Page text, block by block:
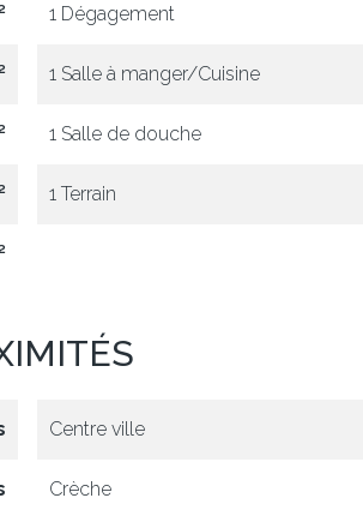
1 Dégagement
1 Salle à manger/Cuisine
1 Salle de douche
1 Terrain
Centre ville
Crèche